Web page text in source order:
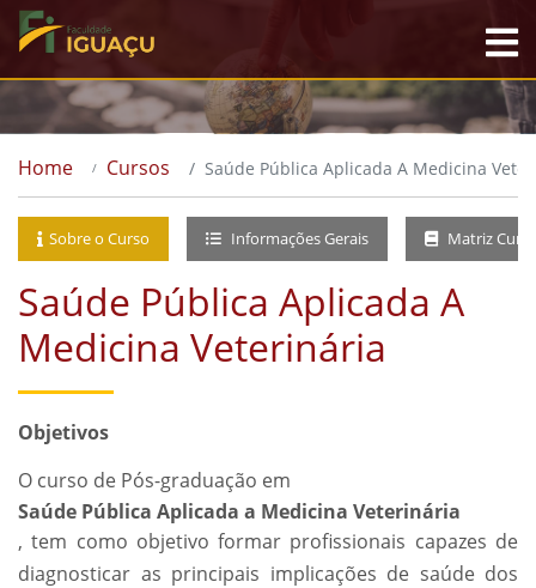
Home Cursos Saúde Pública Aplicada A Medicina
Sobre o Curso Informações Gerais Matriz
Saúde Pública Aplicada A
Medicina Veterinária
Objetivos
O curso de Pós-graduação em
Saúde Pública Aplicada a Medicina Veterinária
, tem como objetivo formar profissionais capazes de
diagnosticar as principais implicações de saúde dos